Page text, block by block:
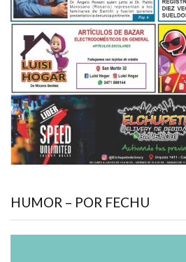
HUMOR – POR FECHU